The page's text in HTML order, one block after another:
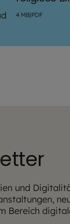
4 MB|PDF
und
Bereich